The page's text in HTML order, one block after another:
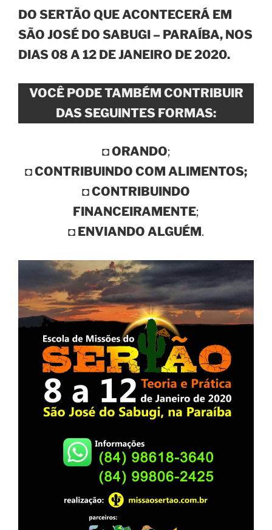
DO SERTÃO QUE ACONTECERÁ EM
SÃO JOSÉ DO SABUGI – PARAÍBA, NOS
DIAS 08 A 12 DE JANEIRO DE 2020.
VOCÊ PODE TAMBÉM CONTRIBUIR
DAS SEGUINTES FORMAS:
◘ORANDO;
◘CONTRIBUINDO COM ALIMENTOS;
◘CONTRIBUINDO
FINANCEIRAMENTE;
◘ ENVIANDO ALGUÉM.